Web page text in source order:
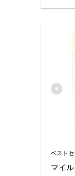
ベスト
マイ